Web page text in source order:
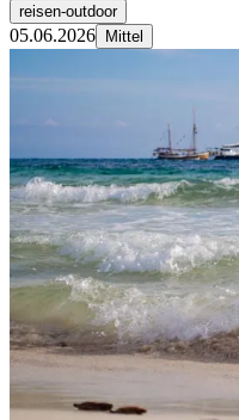
reisen-outdoor
05.06.2026 Mittel